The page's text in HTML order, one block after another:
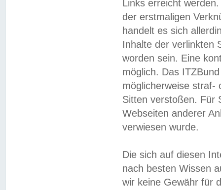
Links erreicht
der erstmaligen
handelt es sich
Inhalte der verlinkten
worden sein. Eine
möglich. Das
möglicherweise straf-
Sitten verstoßen. Für
Webseiten anderer
verwiesen wurde.
Die sich auf diesen
nach besten Wissen
wir keine Gewähr für